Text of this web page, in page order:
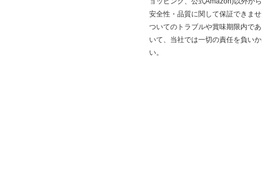
安全性・品質に関して保証できま
ついてのトラブルや賞味期限内で
いて、当社では一切の責任を負い
い。